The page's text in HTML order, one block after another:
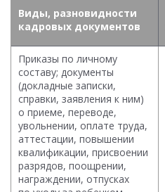
Виды, разновидности
кадровых документов
Приказы по личному
составу; документы
(докладные записки,
справки, заявления к ним)
о приеме, переводе,
увольнении, оплате труда,
аттестации, повышении
квалификации, присвоении
разрядов, поощрении,
награждении, отпусках